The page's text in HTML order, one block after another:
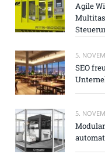
Agile
5.
SEO
5.